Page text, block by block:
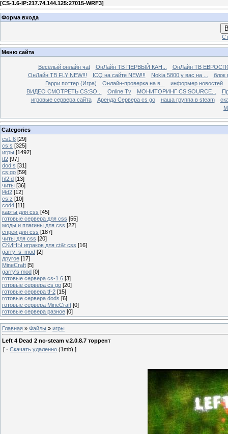
[CS-1.6-IP:217.74.144.125:27015-WRF3]
Форма входа
Меню сайта
Весёлый онлайн чаt ОнЛайн ТВ ПЕРВЫЙ КАН...
ОнЛайн ТВ
ОнЛайн ТВ FLY NEW!!!
ICQ на сайте NEW!!! Nokia 5800 у вас на ...
блок
Гарри поттер (Игра)
Онлайн-проверка на в...
информер новостей
ВИДЕО СМОТРЕТЬ CS:SO...
Online Tv МОНИТОРИНГ CS:SOURCE...
игровые сервера сайта
Аренда Сервера cs go наша группа в steam
Categories
cs1.6 [29]
cs:s [325]
игры [1492]
tf2 [97]
dod:s [31]
cs:go [59]
hl2:d [13]
читы [36]
l4d2 [12]
cs:z [10]
cod4 [11]
карты для css [45]
готовые сервера для css [55]
моды и плагины для css [22]
спреи для css [187]
читы для css [20]
СКИНЫ играков для ct&t css [16]
garry_s_mod [2]
другое [17]
MineCraft [5]
garry's mod [0]
готовые сервера cs-1.6 [3]
готовые сервера cs go [20]
готовые сервера tf-2 [15]
готовые сервера dods [6]
готовые сервера MineCraft [0]
готовые сервера разное [0]
Главная » Файлы » игры
Left 4 Dead 2 no-steam v.2.0.8.7 торрент
[ · Скачать удаленно (1mb) ]